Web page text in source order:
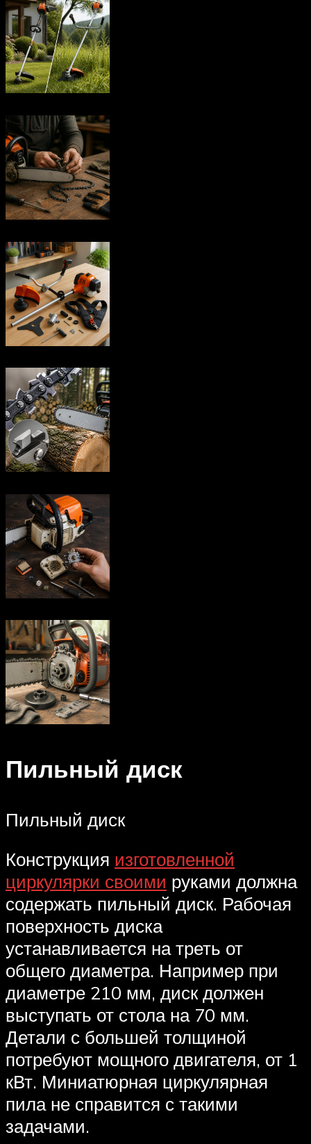
Пильный диск
Пильный диск
Конструкция изготовленной
циркулярки своими руками должна
содержать пильный диск. Рабочая
поверхность диска
устанавливается на треть от
общего диаметра. Например при
диаметре 210 мм, диск должен
выступать от стола на 70 мм.
Детали с большей толщиной
потребуют мощного двигателя, от 1
кВт. Миниатюрная циркулярная
пила не справится с такими
задачами.